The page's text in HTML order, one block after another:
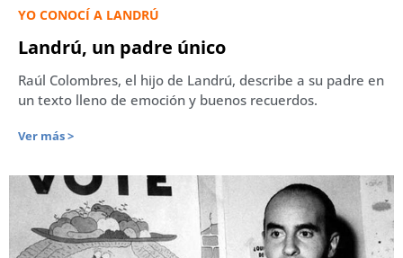
YO CONOCÍ A LANDRÚ
Landrú, un padre único
Raúl Colombres, el hijo de Landrú, describe a su padre en
un texto lleno de emoción y buenos recuerdos.
Ver más >